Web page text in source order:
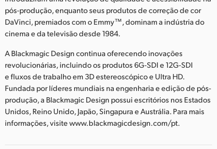
pós-produção, enquanto seus produtos de correção de cor
DaVinci, premiados com o Emmy™, dominam a indústria do
cinema e da televisão desde 1984.
A Blackmagic Design continua oferecendo inovações
revolucionárias, incluindo os produtos 6G-SDI e 12G-SDI
e fluxos de trabalho em 3D estereoscópico e Ultra HD.
Fundada por líderes mundiais na engenharia e edição de pós-
produção, a Blackmagic Design possui escritórios nos Estados
Unidos, Reino Unido, Japão, Singapura e Austrália. Para mais
informações, visite www.blackmagicdesign.com/pt.